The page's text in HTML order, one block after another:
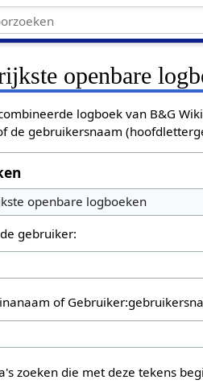
openbare
logboek van B&G
de gebruikersnaam
openbare logboeken
gebruiker:
of
zoeken die met deze tekens